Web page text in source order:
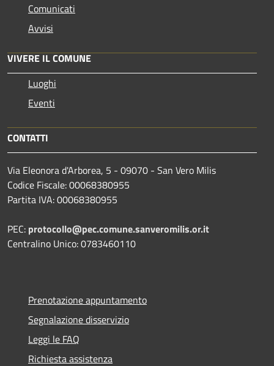
Comunicati
Avvisi
VIVERE IL COMUNE
Luoghi
Eventi
CONTATTI
Via Eleonora d'Arborea, 5 - 09070 - San Vero Milis
Codice Fiscale: 00068380955
Partita IVA: 00068380955
PEC: protocollo@pec.comune.sanveromilis.or.it
Centralino Unico: 0783460110
Prenotazione appuntamento
Segnalazione disservizio
Leggi le FAQ
Richiesta assistenza